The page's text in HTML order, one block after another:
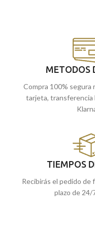
METODOS
Compra 100% segura
tarjeta, transferencia
TIEMPOS
Recibirás el pedido de
plazo de 24/